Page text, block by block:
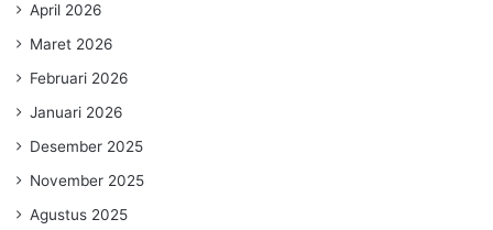
April 2026
Maret 2026
Februari 2026
Januari 2026
Desember 2025
November 2025
Agustus 2025